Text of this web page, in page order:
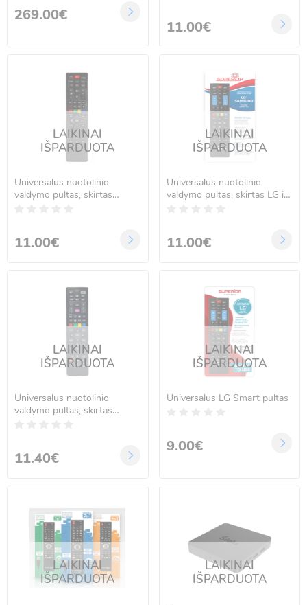
269.00€
11.00€
LAIKINAI
IŠPARDUOTA
Universalus nuotolinio
valdymo pultas, skirtas
11.00€
LAIKINAI
IŠPARDUOTA
Universalus nuotolinio
valdymo pultas, skirtas LG ir
11.00€
LAIKINAI
IŠPARDUOTA
Universalus nuotolinio
valdymo pultas, skirtas
11.40€
LAIKINAI
IŠPARDUOTA
Universalus LG Smart pultas
9.00€
LAIKINAI
IŠPARDUOTA
LAIKINAI
IŠPARDUOTA